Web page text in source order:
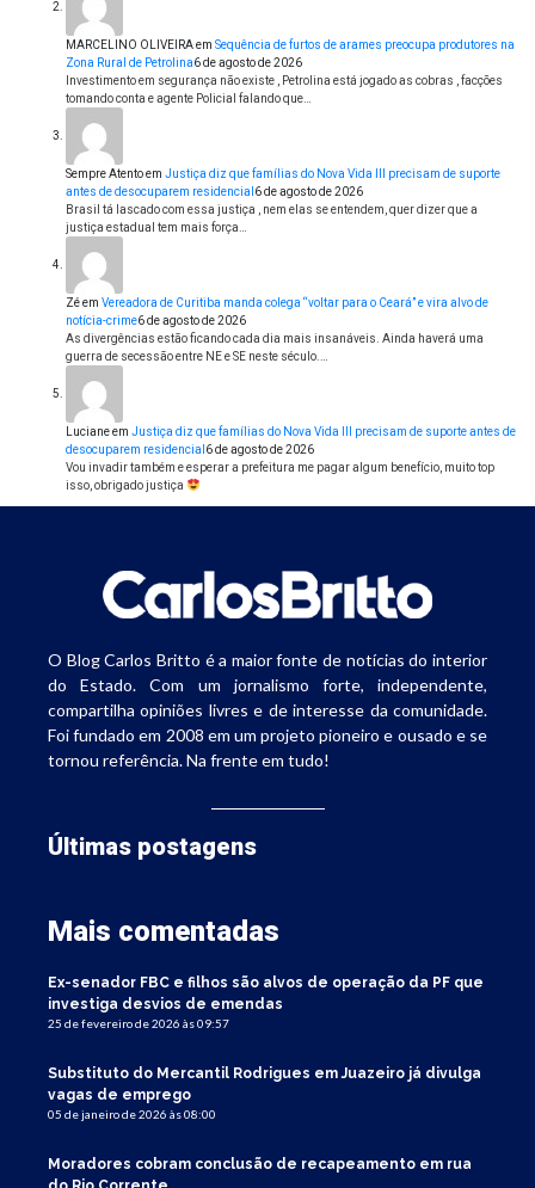
MARCELINO OLIVEIRAem Sequência de furtos de arames preocupa produtores na
Zona Rural de Petrolina6 de agosto de 2026
Investimento em segurança não existe , Petrolina está jogado as cobras , facções
tomando conta e agente Policial falando que…
Sempre Atentoem Justiça diz que famílias do Nova Vida III precisam de suporte
antes de desocuparem residencial 6 de agosto de 2026
Brasil tá lascado com essa justiça , nem elas se entendem, quer dizer que a
justiça estadual tem mais força…
Zéem Vereadora de Curitiba manda colega “voltar para o Ceará” e vira alvo de
notícia-crime6 de agosto de 2026
As divergências estão ficando cada dia mais insanáveis. Ainda haverá uma
guerra de secessão entre NE e SE neste século.…
Lucianeem Justiça diz que famílias do Nova Vida III precisam de suporte antes de
desocuparem residencial 6 de agosto de 2026
Vou invadir também e esperar a prefeitura me pagar algum benefício, muito top
isso, obrigado justiça
O Blog Carlos Britto é a maior fonte de notícias do interior
do Estado. Com um jornalismo forte, independente,
compartilha opiniões livres e de interesse da comunidade.
Foi fundado em 2008 em um projeto pioneiro e ousado e se
tornou referência. Na frente em tudo!
Últimas postagens
Mais comentadas
Ex-senador FBC e filhos são alvos de operação da PF que
investiga desvios de emendas
25 de fevereiro de 2026 às 09:57
Substituto do Mercantil Rodrigues em Juazeiro já divulga
vagas de emprego
05 de janeiro de 2026 às 08:00
Moradores cobram conclusão de recapeamento em rua